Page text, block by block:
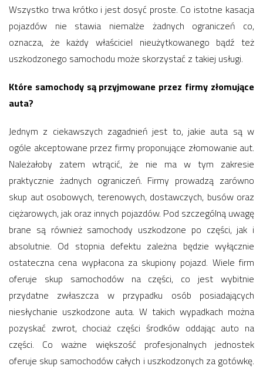
Wszystko trwa krótko i jest dosyć proste. Co istotne kasacja
pojazdów nie stawia niemalże żadnych ograniczeń co,
oznacza, że każdy właściciel nieużytkowanego bądź też
uszkodzonego samochodu może skorzystać z takiej usługi.
Które samochody są przyjmowane przez firmy złomujące
auta?
Jednym z ciekawszych zagadnień jest to, jakie auta są w
ogóle akceptowane przez firmy proponujące złomowanie aut.
Należałoby zatem wtrącić, że nie ma w tym zakresie
praktycznie żadnych ograniczeń. Firmy prowadzą zarówno
skup aut osobowych, terenowych, dostawczych, busów oraz
ciężarowych, jak oraz innych pojazdów. Pod szczególną uwagę
brane są również samochody uszkodzone po części, jak i
absolutnie. Od stopnia defektu zależna będzie wyłącznie
ostateczna cena wypłacona za skupiony pojazd. Wiele firm
oferuje skup samochodów na części, co jest wybitnie
przydatne zwłaszcza w przypadku osób posiadających
niesłychanie uszkodzone auta. W takich wypadkach można
pozyskać zwrot, chociaż części środków oddając auto na
części. Co ważne większość profesjonalnych jednostek
oferuje skup samochodów całych i uszkodzonych za gotówkę.